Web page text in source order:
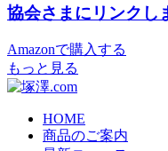
協会さまにリンクし
Amazonで購入する
もっと見る
HOME
商品のご案内